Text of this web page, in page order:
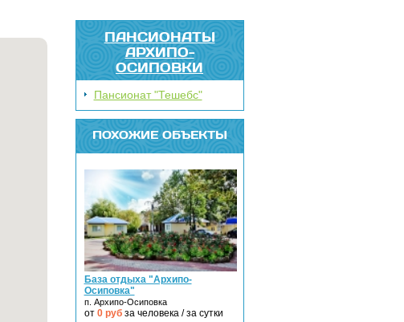
ПАНСИОНАТЫ
АРХИПО-
ОСИПОВКИ
Пансионат "Тешебс"
ПОХОЖИЕ ОБЪЕКТЫ
База отдыха "Архипо-
Осиповка"
п. Архипо-Осиповка
от 0рубза человека / за сутки